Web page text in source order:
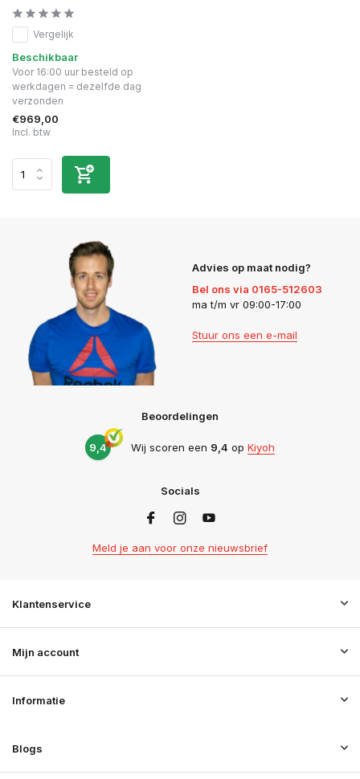
Vergelijk
Beschikbaar
Voor 16:00 uur besteld op
werkdagen = dezelfde dag
verzonden
€969,00
Incl. btw
Advies op maat nodig?
Bel ons via 0165-512603
ma t/m vr 09:00-17:00
Stuur ons een e-mail
Beoordelingen
9,4 Wij scoren een 9,4 op Kiyoh
Socials
Meld je aan voor onze nieuwsbrief
Klantenservice
Mijn account
Informatie
Blogs